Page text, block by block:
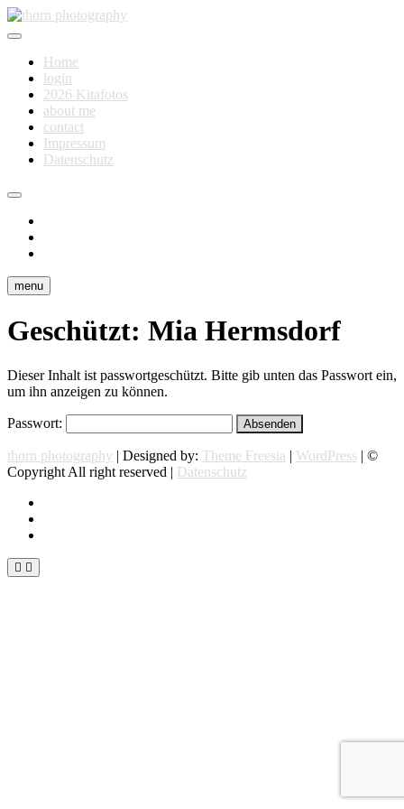
Skip
to
thorn photography
Fotografie für Dich
Home
login
2026 Kitafotos
about me
contact
Impressum
Datenschutz
menu
Geschützt: Mia Hermsdorf
Dieser Inhalt ist passwortgeschützt. Bitte gib unten das Passwort ein,
um ihn anzeigen zu können.
Passwort:
thorn photography | Designed by: Theme Freesia | WordPress | ©
Copyright All right reserved | Datenschutz